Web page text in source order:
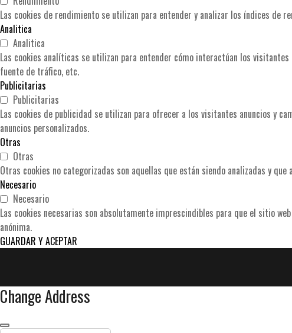
Las cookies de rendimiento se utilizan para entender y analizar los índices de
Analitica
Analitica
Las cookies analíticas se utilizan para entender cómo interactúan los
fuente de tráfico, etc.
Publicitarias
Publicitarias
Las cookies de publicidad se utilizan para ofrecer a los visitantes anuncios y
anuncios personalizados.
Otras
Otras
Otras cookies no categorizadas son aquellas que están siendo analizadas y
Necesario
Necesario
Las cookies necesarias son absolutamente imprescindibles para que el sitio
anónima.
GUARDAR Y ACEPTAR
Change Address